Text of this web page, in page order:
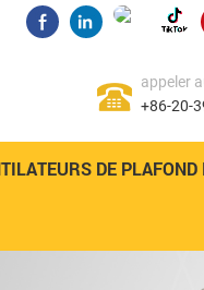
appeler
+86-20-
DE